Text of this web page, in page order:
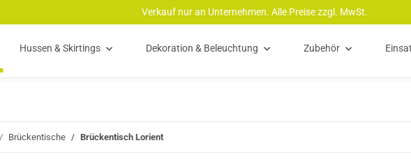
Verkauf nur an Unternehmen. Alle Preise zzgl. MwSt.
Hussen & Skirtings Dekoration & Beleuchtung Zubehör
Brückentische Brückentisch Lorient